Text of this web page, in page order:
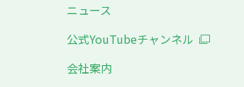
ニュース
公式YouTubeチャンネル
会社案内